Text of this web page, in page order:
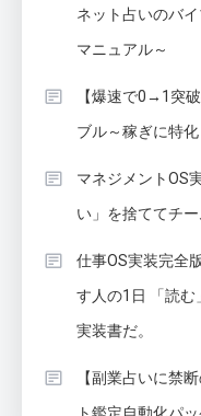
ネット占いのバ
マニュアル～
【爆速で0→1突
ブル～稼ぎに特
マネジメントOS
い」を捨ててチ
仕事OS実装完全
す人の1日 「読
実装書だ。
【副業占いに禁